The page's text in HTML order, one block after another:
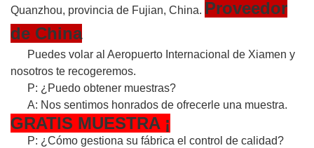
Quanzhou, provincia de Fujian, China. Proveedor
de China
Puedes volar al Aeropuerto Internacional de Xiamen y
nosotros te recogeremos.
P: ¿Puedo obtener muestras?
A: Nos sentimos honrados de ofrecerle una muestra.
GRATIS MUESTRA ¡
P: ¿Cómo gestiona su fábrica el control de calidad?